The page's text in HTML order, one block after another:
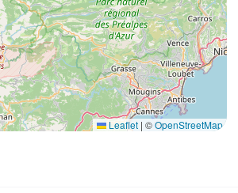
Leaflet | ©OpenStreetMap